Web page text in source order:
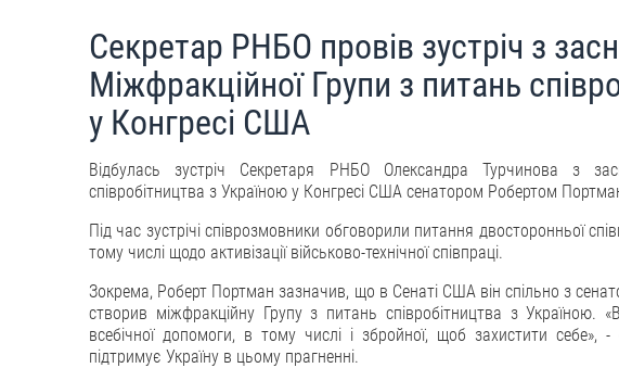
Секретар РНБО провів зустріч з
Міжфракційної Групи з питань
у Конгресі США
Відбулась зустріч Секретаря РНБО Олександра Турчинова з
співробітництва з Україною у Конгресі США сенатором Робертом
Під час зустрічі співрозмовники обговорили питання двосторонньої
тому числі щодо активізації військово-технічної співпраці.
Зокрема, Роберт Портман зазначив, що в Сенаті США він спільно з
створив міжфракційну Групу з питань співробітництва з Україною.
всебічної допомоги, в тому числі і збройної, щоб захистити
підтримує Україну в цьому прагненні.